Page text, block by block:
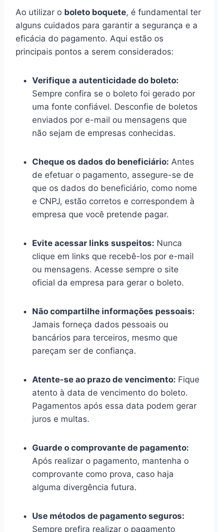
Ao utilizar o boleto boquete, é fundamental ter
alguns cuidados para garantir a segurança e a
eficácia do pagamento. Aqui estão os
principais pontos a serem considerados:
Verifique a autenticidade do boleto:
Sempre confira se o boleto foi gerado por
uma fonte confiável. Desconfie de boletos
enviados por e-mail ou mensagens que
não sejam de empresas conhecidas.
Cheque os dados do beneficiário: Antes
de efetuar o pagamento, assegure-se de
que os dados do beneficiário, como nome
e CNPJ, estão corretos e correspondem à
empresa que você pretende pagar.
Evite acessar links suspeitos: Nunca
clique em links que recebê-los por e-mail
ou mensagens. Acesse sempre o site
oficial da empresa para gerar o boleto.
Não compartilhe informações pessoais:
Jamais forneça dados pessoais ou
bancários para terceiros, mesmo que
pareçam ser de confiança.
Atente-se ao prazo de vencimento: Fique
atento à data de vencimento do boleto.
Pagamentos após essa data podem gerar
juros e multas.
Guarde o comprovante de pagamento:
Após realizar o pagamento, mantenha o
comprovante como prova, caso haja
alguma divergência futura.
Use métodos de pagamento seguros:
Sempre prefira realizar o pagamento